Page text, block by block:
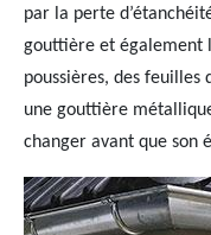
par la perte
gouttière et également
poussières, des feuilles
une gouttière
changer avant que son